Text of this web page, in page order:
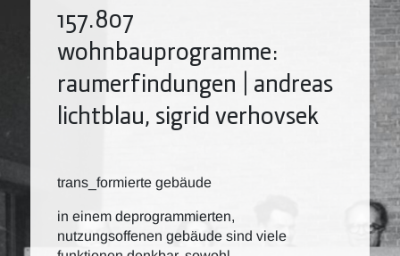
157.807
wohnbauprogramme:
raumerfindungen | andreas
lichtblau, sigrid verhovsek
trans_formierte gebäude
in einem deprogrammierten,
nutzungsoffenen gebäude sind viele